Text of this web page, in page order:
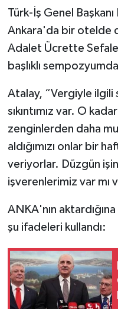
Türk-İş Genel
Ankara'da bir otelde
Adalet Ücrette
başlıklı
Atalay, “Vergiyle ilgili
sıkıntımız var. O
zenginlerden daha
aldığımızı onlar bir
veriyorlar. Düzgün
işverenlerimiz var mı
ANKA'nın
şu ifadeleri kullandı:
MAGAZİN
MAKALE
POLİTİKA
REKLAM
SAĞLIK
SİYASET
SPOR
TEKNOLOJİ
YAŞAM